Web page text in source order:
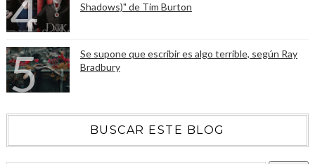
Shadows)" de Tim Burton
Se supone que escribir es algo terrible, según Ray
Bradbury
BUSCAR ESTE BLOG